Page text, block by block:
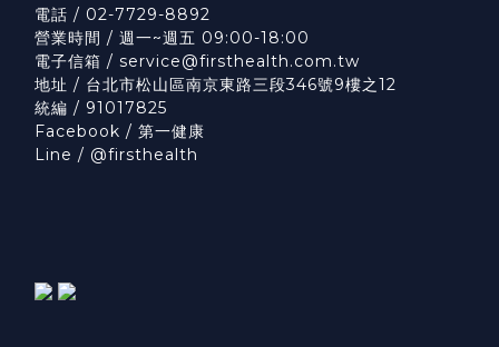
電話 / 02-7729-8892
營業時間 / 週一~週五 09:00-18:00
電子信箱 / service@firsthealth.com.tw
地址 / 台北市松山區南京東路三段346號9樓之12
統編 / 91017825
Facebook / 第一健康
Line / @firsthealth